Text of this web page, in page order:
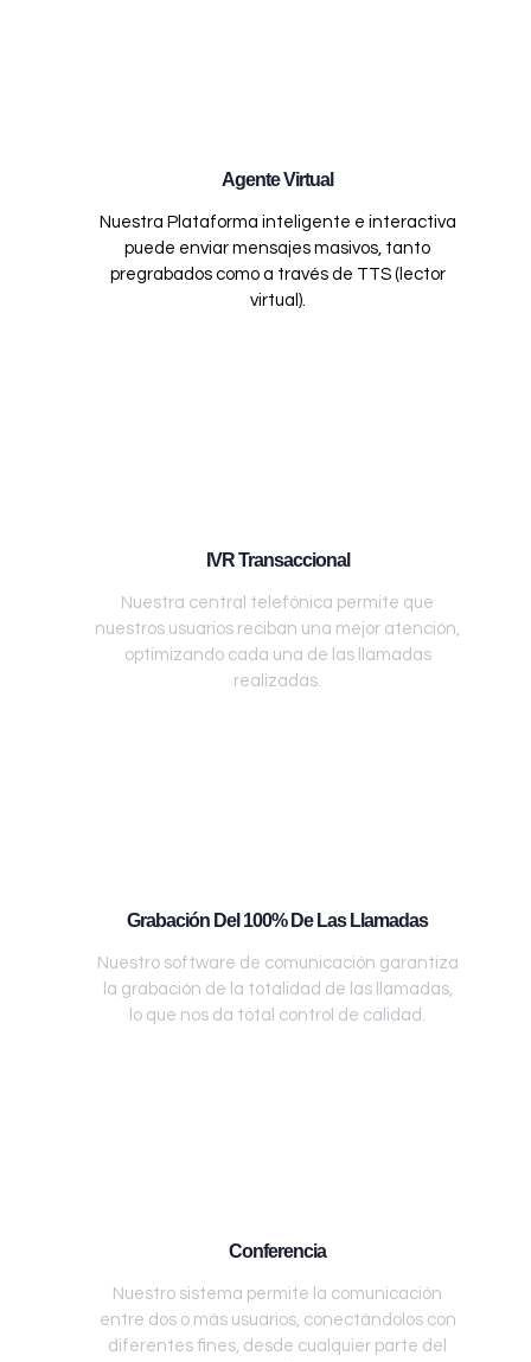
Agente Virtual
Nuestra Plataforma inteligente e interactiva
puede enviar mensajes masivos, tanto
pregrabados como a través de TTS (lector
virtual).
IVR Transaccional
Nuestra central telefónica permite que
nuestros usuarios reciban una mejor atención,
optimizando cada una de las llamadas
realizadas.
Grabación Del 100% De Las Llamadas
Nuestro software de comunicación garantiza
la grabación de la totalidad de las llamadas,
lo que nos da total control de calidad.
Conferencia
Nuestro sistema permite la comunicación
entre dos o más usuarios, conectándolos con
diferentes fines, desde cualquier parte del